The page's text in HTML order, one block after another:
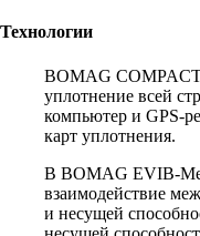
Технологии
BOMAG
уплотнение всей
компьютер и GPS-
карт уплотнения.
В BOMAG EVIB-
взаимодействие
и несущей